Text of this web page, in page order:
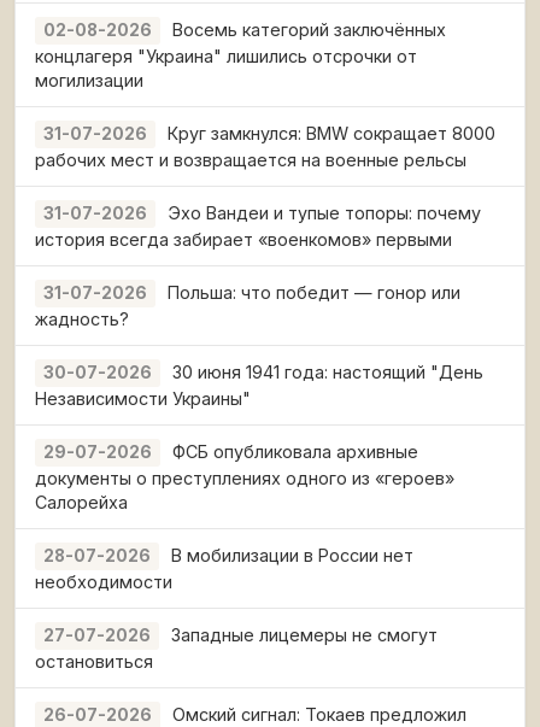
02-08-2026
Восемь категорий заключённых
концлагеря "Украина" лишились отсрочки от
могилизации
31-07-2026
Круг замкнулся: BMW сокращает 8000
рабочих мест и возвращается на военные рельсы
31-07-2026
Эхо Вандеи и тупые топоры: почему
история всегда забирает «военкомов» первыми
31-07-2026
Польша: что победит — гонор или
жадность?
30-07-2026
30 июня 1941 года: настоящий "День
Независимости Украины"
29-07-2026
ФСБ опубликовала архивные
документы о преступлениях одного из «героев»
Салорейха
28-07-2026
В мобилизации в России нет
необходимости
27-07-2026
Западные лицемеры не смогут
остановиться
26-07-2026
Омский сигнал: Токаев предложил